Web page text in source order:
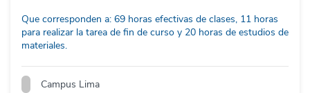
Que corresponden a: 69 horas efectivas de clases, 11 horas
para realizar la tarea de fin de curso y 20 horas de estudios de
materiales.
Campus Lima